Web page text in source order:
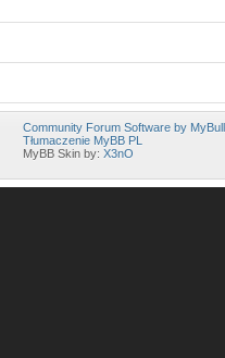
Community Forum Software by
Tłumaczenie MyBB PL
MyBB Skin by:X3nO